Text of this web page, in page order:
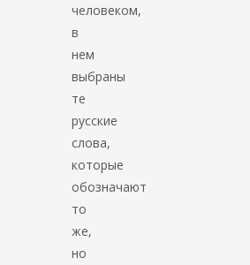
человеком,
в
нем
выбраны
те
русские
слова,
которые
обозначают
то
же,
но